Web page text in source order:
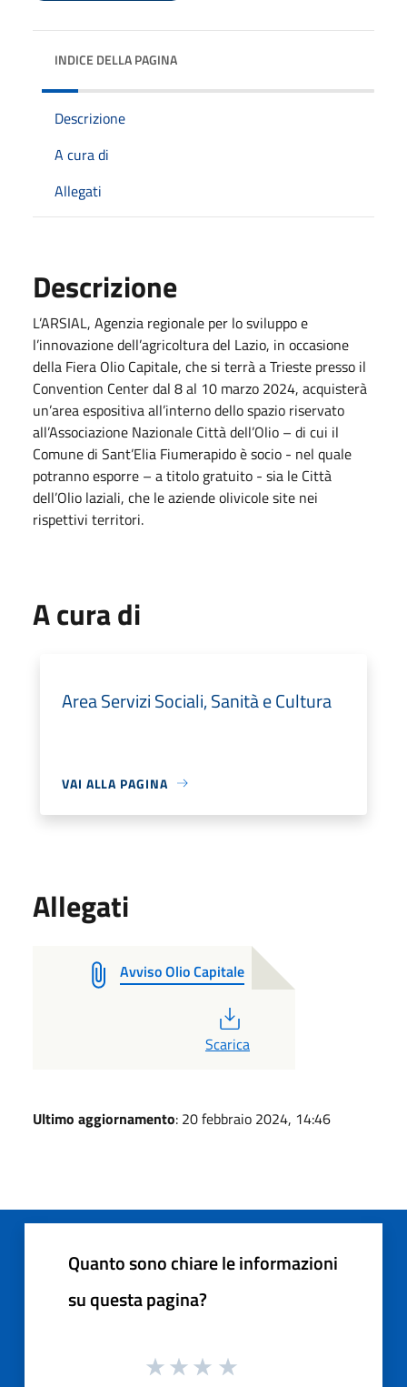
INDICE DELLA PAGINA
Descrizione
A cura di
Allegati
Descrizione
L’ARSIAL, Agenzia regionale per lo sviluppo e
l’innovazione dell’agricoltura del Lazio, in occasione
della Fiera Olio Capitale, che si terrà a Trieste presso il
Convention Center dal 8 al 10 marzo 2024, acquisterà
un’area espositiva all’interno dello spazio riservato
all’Associazione Nazionale Città dell’Olio – di cui il
Comune di Sant’Elia Fiumerapido è socio - nel quale
potranno esporre – a titolo gratuito - sia le Città
dell’Olio laziali, che le aziende olivicole site nei
rispettivi territori.
A cura di
Area Servizi Sociali, Sanità e Cultura
VAI ALLA PAGINA
Allegati
Avviso Olio Capitale
Scarica
Ultimo aggiornamento: 20 febbraio 2024, 14:46
Quanto sono chiare le informazioni
su questa pagina?